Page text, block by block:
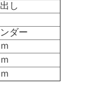
し
ダー